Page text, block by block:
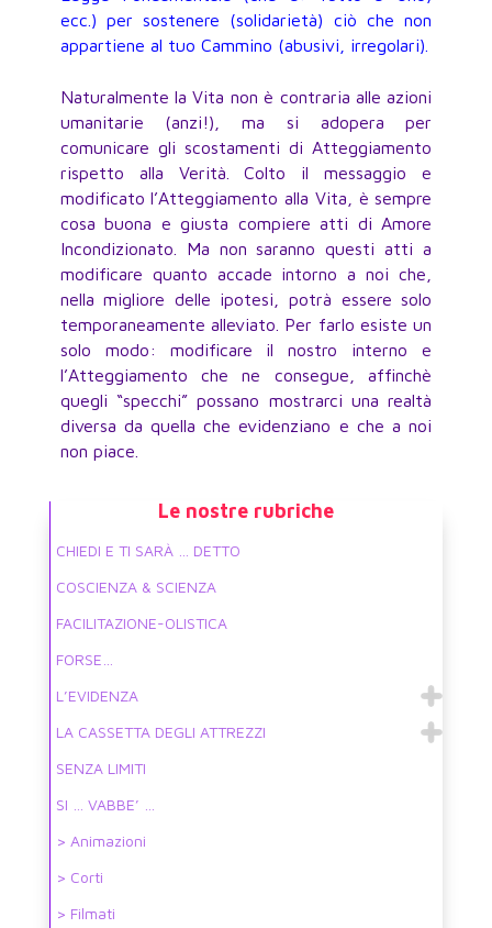
ecc.) per sostenere (solidarietà) ciò che non
appartiene al tuo Cammino (abusivi, irregolari).
Naturalmente la Vita non è contraria alle azioni
umanitarie (anzi!), ma si adopera per
comunicare gli scostamenti di Atteggiamento
rispetto alla Verità. Colto il messaggio e
modificato l’Atteggiamento alla Vita, è sempre
cosa buona e giusta compiere atti di Amore
Incondizionato. Ma non saranno questi atti a
modificare quanto accade intorno a noi che,
nella migliore delle ipotesi, potrà essere solo
temporaneamente alleviato. Per farlo esiste un
solo modo: modificare il nostro interno e
l’Atteggiamento che ne consegue, affinchè
quegli “specchi” possano mostrarci una realtà
diversa da quella che evidenziano e che a noi
non piace.
Le nostre rubriche
CHIEDI E TI SARÀ … DETTO
COSCIENZA & SCIENZA
FACILITAZIONE-OLISTICA
FORSE…
L’EVIDENZA
LA CASSETTA DEGLI ATTREZZI
SENZA LIMITI
SI … VABBE’ …
> Animazioni
> Corti
> Filmati